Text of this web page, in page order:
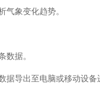
气象变化趋势。
数据。
据导出至电脑或移动设备